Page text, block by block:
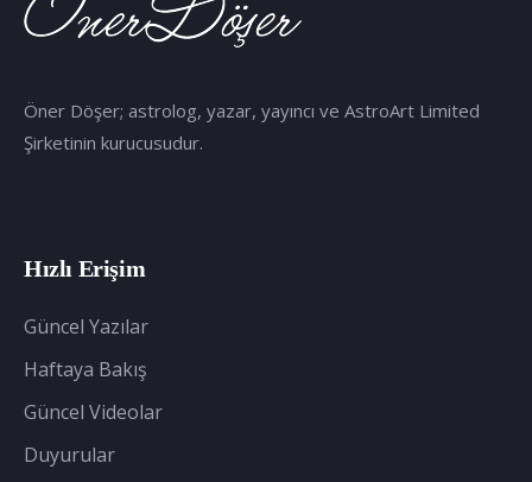
Öner Döşer; astrolog, yazar, yayıncı ve AstroArt Limited
Şirketinin kurucusudur.
Hızlı Erişim
Güncel Yazılar
Haftaya Bakış
Güncel Videolar
Duyurular